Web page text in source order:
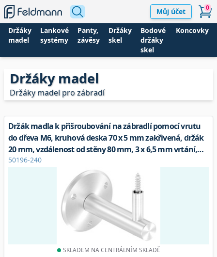
Můj účet 0
Držáky
madel
Lankové
systémy
Panty,
závěsy
Držáky
skel
Bodové
držáky
skel
Koncovky
Držáky madel
Držáky madel pro zábradí
Držák madla k přišroubování na zábradlí pomocí vrutu
do dřeva M6, kruhová deska 70 x 5 mm zakřivená, držák
20 mm, vzdálenost od stěny 80 mm, 3 x 6,5 mm vrtání,
kruhová deska a držák přišroubovány, V2A
50196-240
SKLADEM NA CENTRÁLNÍM SKLADĚ